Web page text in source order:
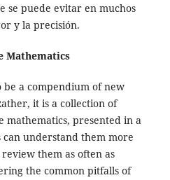
se puede evitar en muchos
y la precisión.
Mathematics
a compendium of new
it is a collection of
mathematics, presented in a
understand them more
them as often as
the common pitfalls of